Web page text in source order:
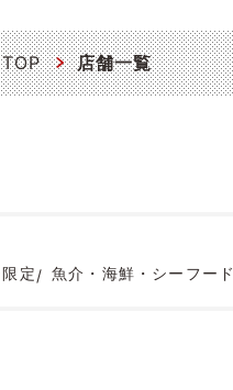
店舗一覧
定 魚介・海鮮・シーフード